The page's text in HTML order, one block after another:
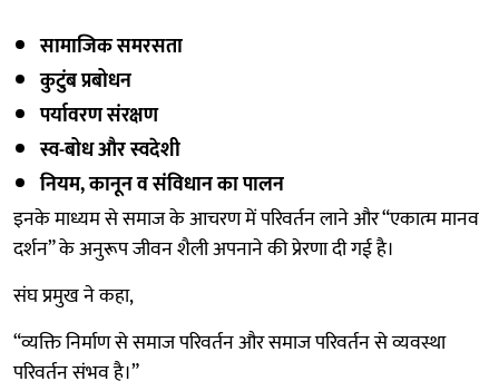
सामाजिक समरसता
कुटुंब प्रबोधन
पर्यावरण संरक्षण
स्व-बोध और स्वदेशी
नियम, कानून व संविधान का पालन
इनके माध्यम से समाज के आचरण में परिवर्तन लाने और “एकात्म मानव
दर्शन” के अनुरूप जीवन शैली अपनाने की प्रेरणा दी गई है।
संघ प्रमुख ने कहा,
“व्यक्ति निर्माण से समाज परिवर्तन और समाज परिवर्तन से व्यवस्था
परिवर्तन संभव है।”